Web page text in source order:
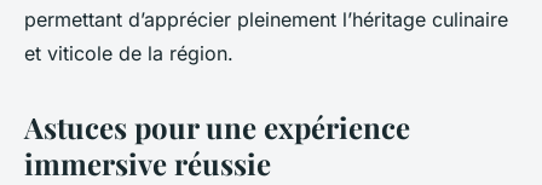
permettant d’apprécier pleinement l’héritage culinaire
et viticole de la région.
Astuces pour une expérience
immersive réussie